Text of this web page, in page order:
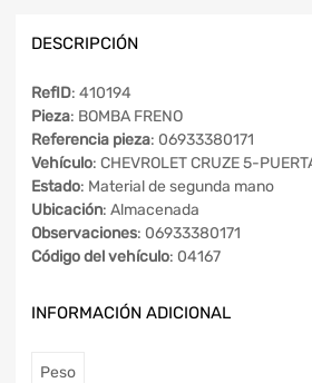
DESCRIPCIÓN
RefID: 410194
Pieza: BOMBA FRENO
Referencia pieza: 06933380171
Vehículo: CHEVROLET CRUZE 5-
Estado: Material de segunda mano
Ubicación: Almacenada
Observaciones: 06933380171
Código del vehículo: 04167
INFORMACIÓN ADICIONAL
Peso